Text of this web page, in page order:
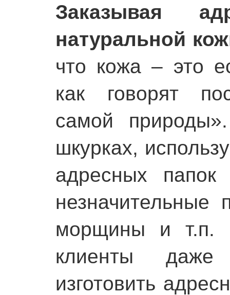
Заказывая
натуральной
что кожа – это
как говорят
самой
шкурках,
адресных папок
незначительные
морщины и т.п.
клиенты даже
изготовить